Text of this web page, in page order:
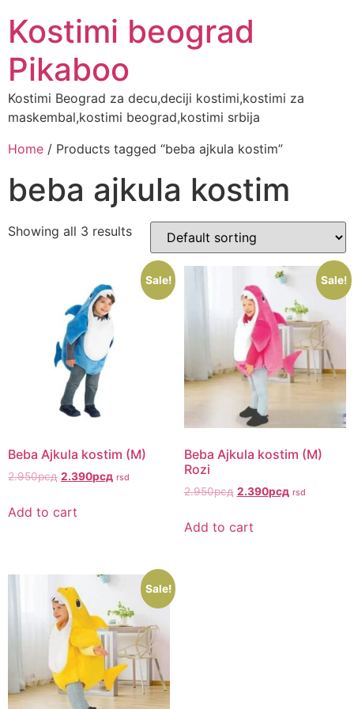
садржај
Kostimi beograd
Pikaboo
Kostimi Beograd za decu,deciji kostimi,kostimi za
maskembal,kostimi beograd,kostimi srbija
Home / Products tagged “beba ajkula kostim”
beba ajkula kostim
Showing all 3 results
Sale!
Beba Ajkula kostim (M)
2.950рсд Original
was:
2.390рсдCurrent
rsd
Add to cart
Sale!
Beba Ajkula kostim (M)
Rozi
2.950рсд Original
was:
2.390рсдCurrent
rsd
Add to cart
Sale!